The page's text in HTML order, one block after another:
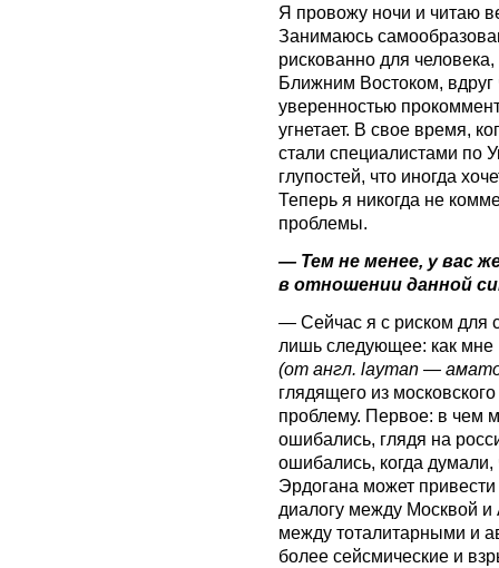
Я провожу ночи и читаю
Занимаюсь
рискованно для
Ближним Востоком, вдруг
уверенностью
угнетает. В свое время,
стали специалистами по
глупостей, что иногда
Теперь я никогда не
проблемы.
— Тем не менее, у вас
в отношении данной
— Сейчас я с риском для
лишь следующее: как мне
(от англ. layman —
глядящего из
проблему. Первое: в чем
ошибались, глядя на
ошибались, когда думали,
Эрдогана может
диалогу между Москвой
между тоталитарными и
более сейсмические и